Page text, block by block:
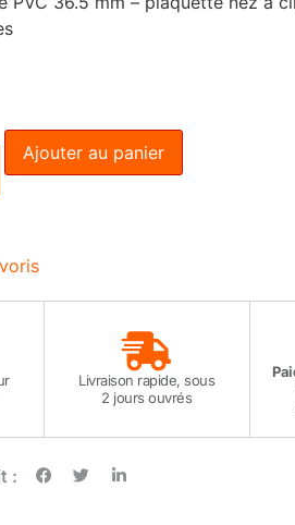
Ajouter au panier
Livraison rapide, sous
2 jours ouvrés
: